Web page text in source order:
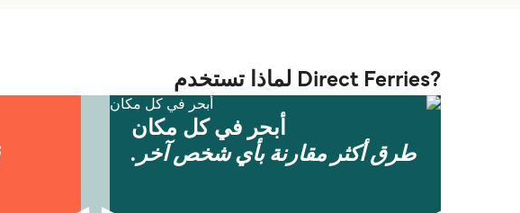
?Direct Ferries لماذا تستخدم
أبحر في كل مكان
طرق أكثر مقارنة بأي شخص آخر.